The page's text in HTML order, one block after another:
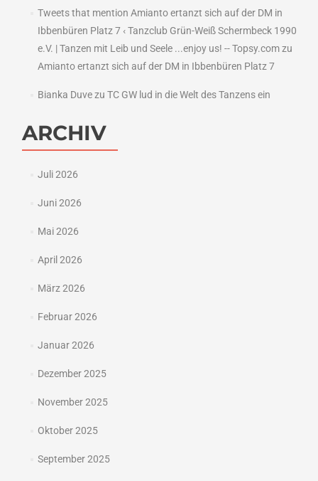
Tweets that mention Amianto ertanzt sich auf der DM in
Ibbenbüren Platz 7 ‹ Tanzclub Grün-Weiß Schermbeck 1990
e.V. | Tanzen mit Leib und Seele ...enjoy us! -- Topsy.comzu
Amianto ertanzt sich auf der DM in Ibbenbüren Platz 7
Bianka Duvezu TC GW lud in die Welt des Tanzens ein
ARCHIV
Juli 2026
Juni 2026
Mai 2026
April 2026
März 2026
Februar 2026
Januar 2026
Dezember 2025
November 2025
Oktober 2025
September 2025